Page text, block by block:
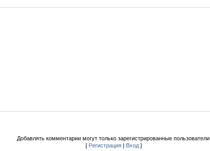
Добавлять комментарии могут только зарегистрированные пользователи.
[ Регистрация | Вход ]